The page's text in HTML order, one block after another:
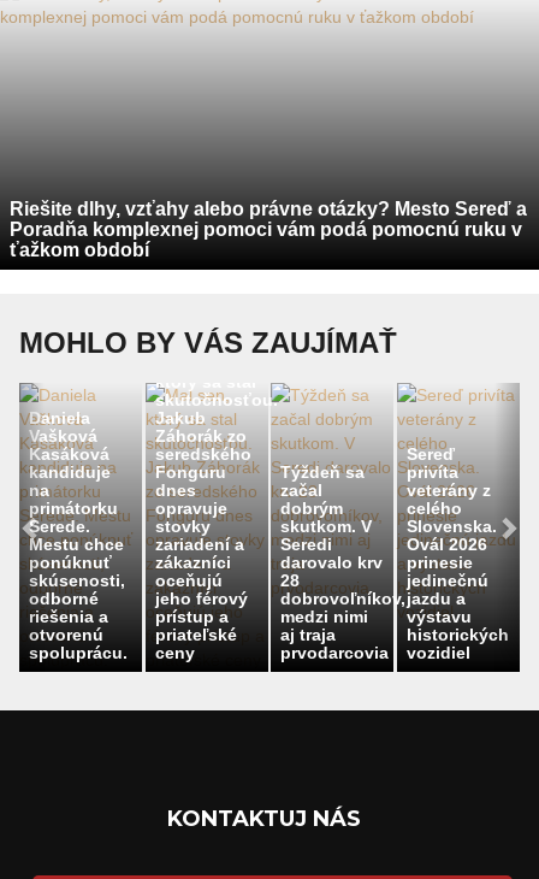
Riešite dlhy, vzťahy alebo právne otázky? Mesto Sereď a
Poradňa komplexnej pomoci vám podá pomocnú ruku v
ťažkom období
MOHLO BY VÁS ZAUJÍMAŤ
Daniela
Vašková
Kasáková
kandiduje
na
primátorku
Serede.
Mestu chce
ponúknuť
skúsenosti,
odborné
riešenia a
otvorenú
spoluprácu.
ktorý sa stal
skutočnosťou.
Jakub
Záhorák zo
seredského
Fonguru
dnes
opravuje
stovky
zariadení a
zákazníci
oceňujú
jeho férový
prístup a
priateľské
ceny
Týždeň sa
začal
dobrým
skutkom. V
Seredi
darovalo krv
28
dobrovoľníkov,
medzi nimi
aj traja
prvodarcovia
Sereď
privíta
veterány z
celého
Slovenska.
Ovál 2026
prinesie
jedinečnú
jazdu a
výstavu
historických
vozidiel
KONTAKTUJ NÁS